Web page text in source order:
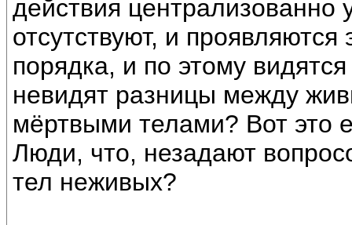
действия централизованно
отсутствуют, и проявляются
порядка, и по этому
невидят разницы между
мёртвыми телами? Вот это
Люди, что, незадают
тел неживых?